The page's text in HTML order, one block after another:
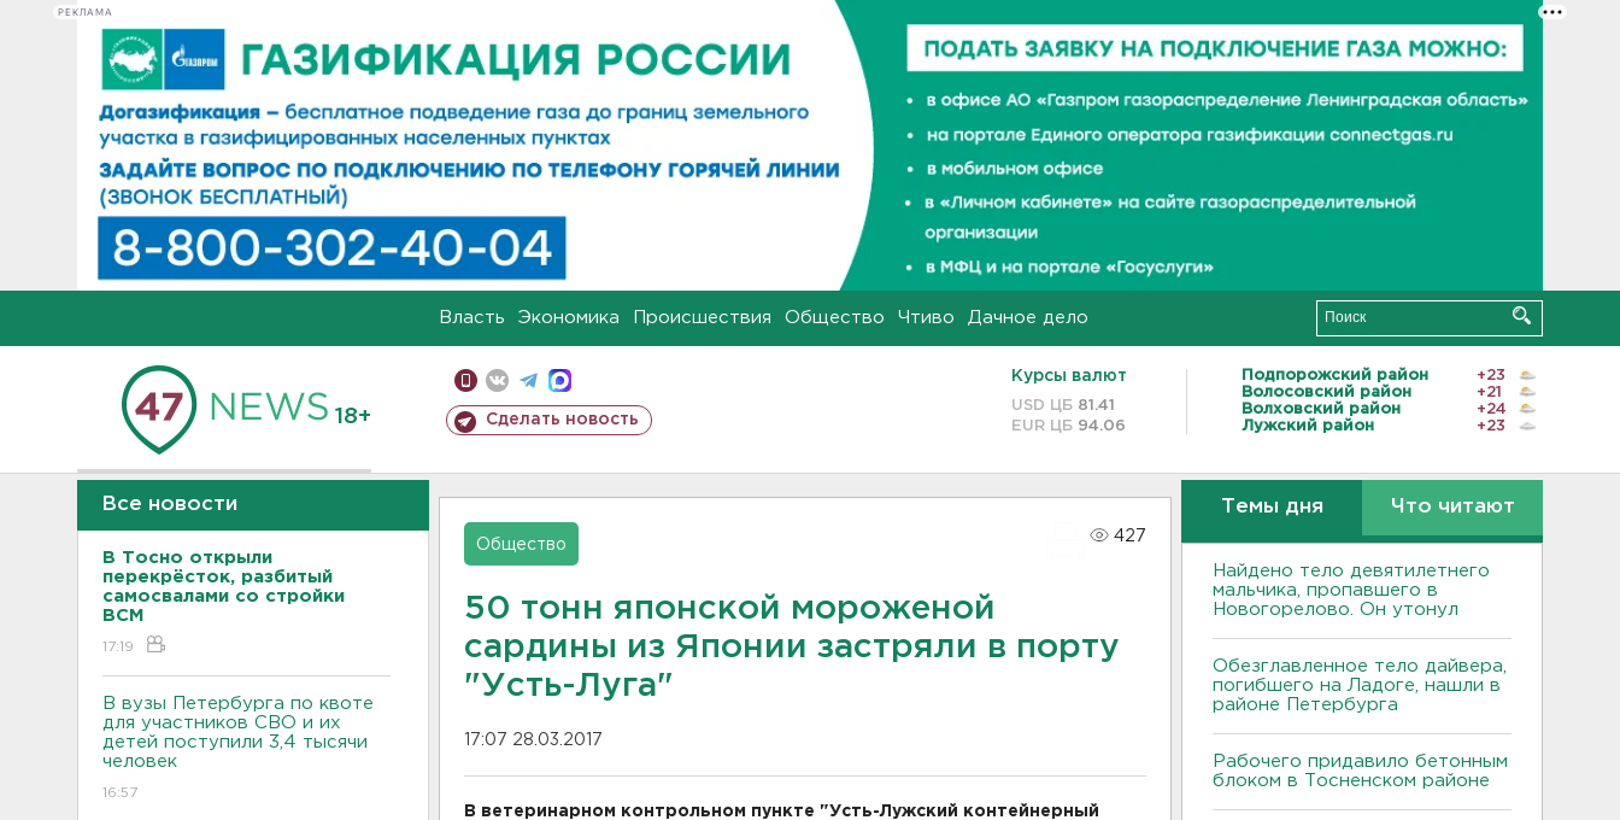
РЕКЛАМА
Власть Экономика Происшествия Общество Чтиво Дачное дело
18+ Сделать новость
Курсы валют
USD ЦБ 81.41
EUR ЦБ 94.06
Подпорожский район
+23
Волосовский район
+21
Волховский район
+24
Лужский район
+23
Все новости
В Тосно открыли
перекрёсток, разбитый
самосвалами со стройки
ВСМ
17:19
В вузы Петербурга по квоте
для участников СВО и их
детей поступили 3,4 тысячи
человек
16:57
Общество
427
50 тонн японской мороженой
сардины из Японии застряли в порту
"Усть-Луга"
17:07 28.03.2017
В ветеринарном контрольном пункте "Усть-Лужский контейнерный
Темы дня Что читают
Найдено тело девятилетнего
мальчика, пропавшего в
Новогорелово. Он утонул
Обезглавленное тело дайвера,
погибшего на Ладоге, нашли в
районе Петербурга
Рабочего придавило бетонным
блоком в Тосненском районе